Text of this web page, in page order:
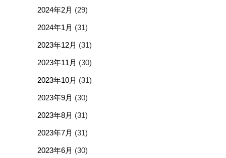
2024年2月 (29)
2024年1月 (31)
2023年12月 (31)
2023年11月 (30)
2023年10月 (31)
2023年9月 (30)
2023年8月 (31)
2023年7月 (31)
2023年6月 (30)